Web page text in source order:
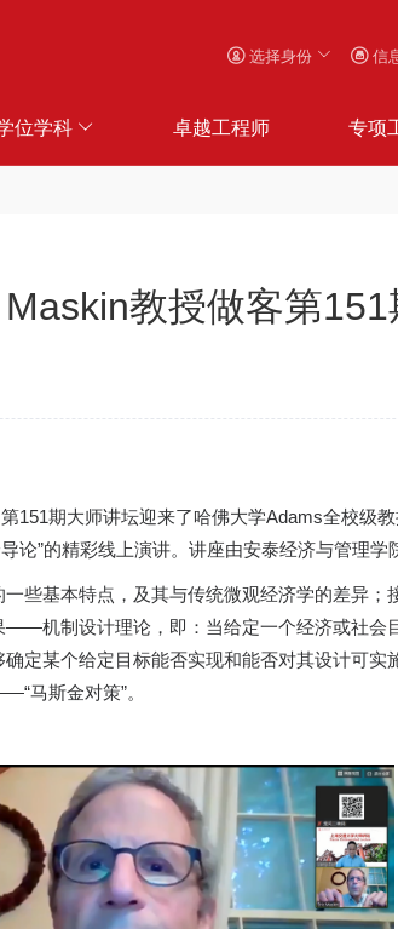
选择身份 信
位学科 卓越工程师 专项
教授做客第
151期大师讲坛迎来了哈佛大学Adams全校级
”的精彩线上演讲。讲座由安泰经济与管理学
些基本特点，及其与传统微观经济学的差异
机制设计理论，即：当给定一个经济或社会
定某个给定目标能否实现和能否对其设计可实
马斯金对策”。